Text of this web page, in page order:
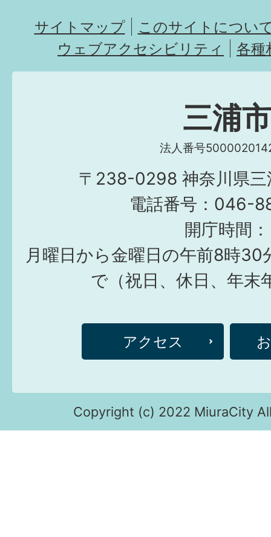
サイトマップ
このサイトについ
ウェブアクセシビリティ
各種
三浦市
法人番号
〒238-0298 神奈川県三
電話番号：046-
開庁時間：
月曜日から金曜日の午前8時30
で（祝日、休日、年末
アクセス
Copyright (c) 2022 MiuraCity